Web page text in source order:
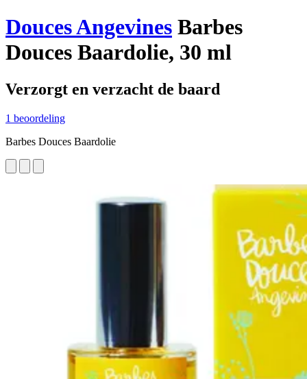
Douces Angevines Barbes
Douces Baardolie, 30 ml
Verzorgt en verzacht de baard
1 beoordeling
Barbes Douces Baardolie